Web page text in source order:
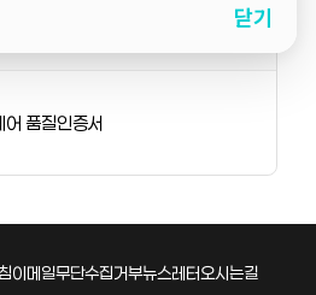
품질인증서
이메일무단수집거부뉴스레터오시는길
닫기